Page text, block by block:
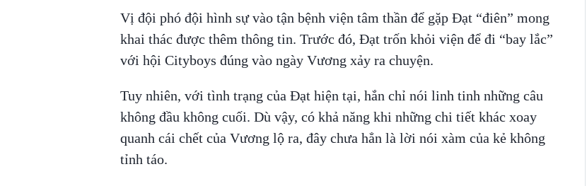
Vị đội phó đội hình sự vào tận bệnh viện tâm thần để gặp Đạt “điên” mong
khai thác được thêm thông tin. Trước đó, Đạt trốn khỏi viện để đi “bay lắc”
với hội Cityboys đúng vào ngày Vương xảy ra chuyện.
Tuy nhiên, với tình trạng của Đạt hiện tại, hắn chỉ nói linh tinh những câu
không đầu không cuối. Dù vậy, có khả năng khi những chi tiết khác xoay
quanh cái chết của Vương lộ ra, đây chưa hẳn là lời nói xàm của kẻ không
tỉnh táo.